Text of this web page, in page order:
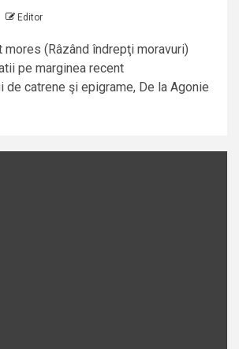
Editor
mores (Râzând îndrepţi moravuri)
pe marginea recent
de catrene şi epigrame, De la Agonie